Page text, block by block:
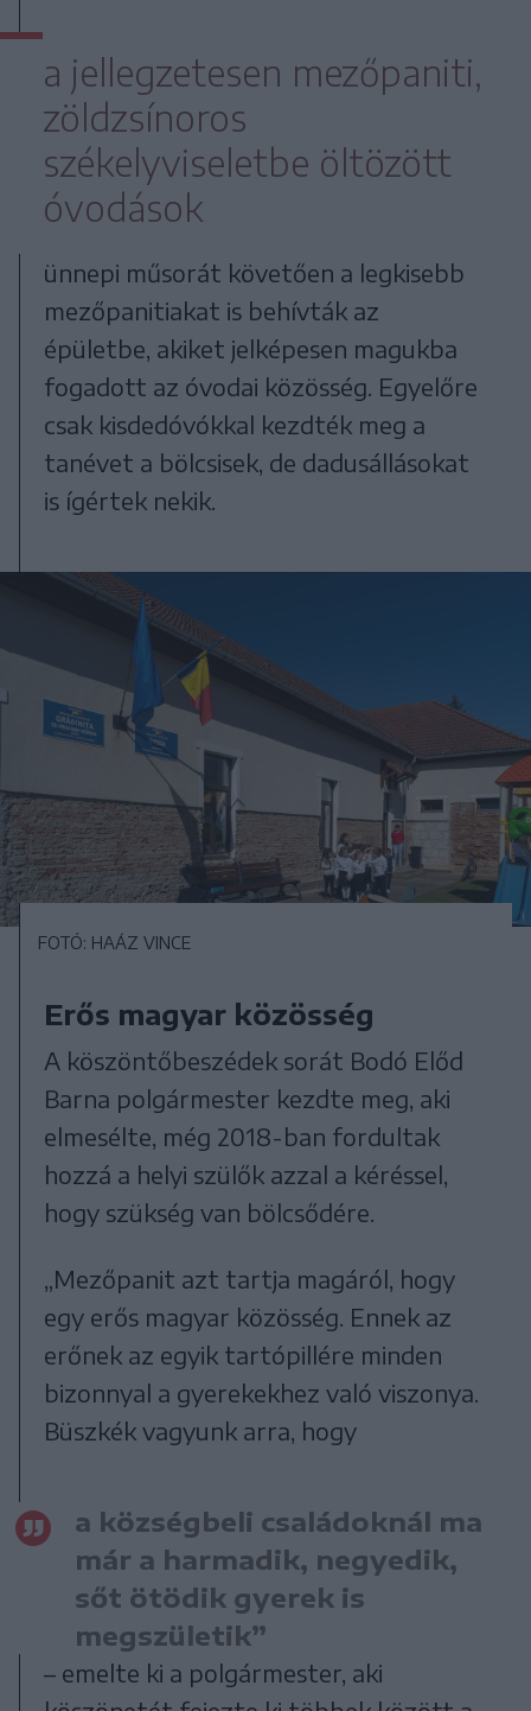
a jellegzetesen mezőpaniti,
zöldzsínoros
székelyviseletbe öltözött
óvodások
ünnepi műsorát követően a legkisebb
mezőpanitiakat is behívták az
épületbe, akiket jelképesen magukba
fogadott az óvodai közösség. Egyelőre
csak kisdedóvókkal kezdték meg a
tanévet a bölcsisek, de dadusállásokat
is ígértek nekik.
FOTÓ: HAÁZ VINCE
Erős magyar közösség
A köszöntőbeszédek sorát Bodó Előd
Barna polgármester kezdte meg, aki
elmesélte, még 2018-ban fordultak
hozzá a helyi szülők azzal a kéréssel,
hogy szükség van bölcsődére.
„Mezőpanit azt tartja magáról, hogy
egy erős magyar közösség. Ennek az
erőnek az egyik tartópillére minden
bizonnyal a gyerekekhez való viszonya.
Büszkék vagyunk arra, hogy
a községbeli családoknál ma
már a harmadik, negyedik,
sőt ötödik gyerek is
megszületik”
– emelte ki a polgármester, aki